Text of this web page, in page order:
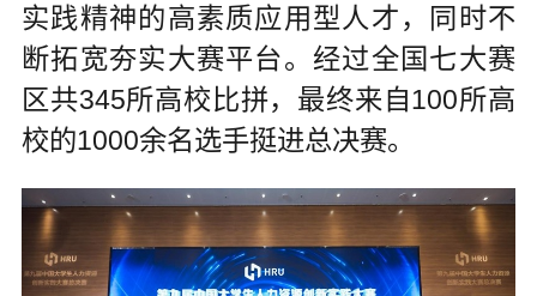
实践精神的高素质应用型人才，同时不
断拓宽夯实大赛平台。经过全国七大赛
区共345所高校比拼，最终来自100所高
校的1000余名选手挺进总决赛。